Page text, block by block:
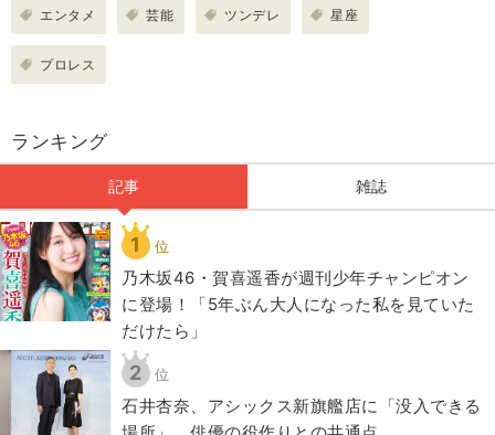
エンタメ 芸能 ツンデレ 星座
プロレス
ランキング
記事 雑誌
1 位
乃木坂46・賀喜遥香が週刊少年チャンピオン
に登場！「5年ぶん大人になった私を見ていた
だけたら」
2 位
石井杏奈、アシックス新旗艦店に「没入できる